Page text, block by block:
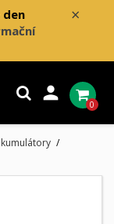
×

0